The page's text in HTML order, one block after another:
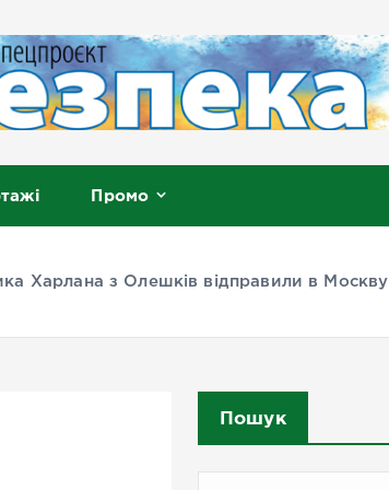
Промо
Харлана з Олешків відправили в Москву
Пошук